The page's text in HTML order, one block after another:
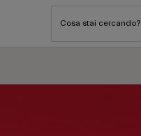
Cosa stai cercando?